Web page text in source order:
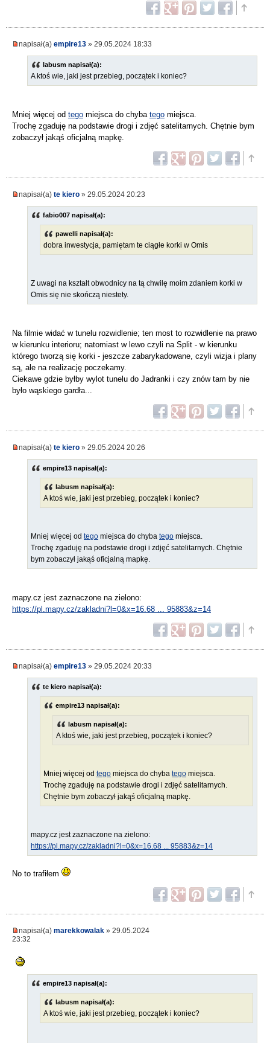
napisał(a) empire13 » 29.05.2024 18:33
labusm napisał(a):
A ktoś wie, jaki jest przebieg, początek i koniec?
Mniej więcej od tego miejsca do chyba tego miejsca.
Trochę zgaduję na podstawie drogi i zdjęć satelitarnych. Chętnie bym
zobaczył jakąś oficjalną mapkę.
napisał(a) te kiero » 29.05.2024 20:23
fabio007 napisał(a):
pawelli napisał(a):
dobra inwestycja, pamiętam te ciągłe korki w Omis
Z uwagi na kształt obwodnicy na tą chwilę moim zdaniem korki w
Omis się nie skończą niestety.
Na filmie widać w tunelu rozwidlenie; ten most to rozwidlenie na prawo
w kierunku interioru; natomiast w lewo czyli na Split - w kierunku
którego tworzą się korki - jeszcze zabarykadowane, czyli wizja i plany
są, ale na realizację poczekamy.
Ciekawe gdzie byłby wylot tunelu do Jadranki i czy znów tam by nie
było wąskiego gardła...
napisał(a) te kiero » 29.05.2024 20:26
empire13 napisał(a):
labusm napisał(a):
A ktoś wie, jaki jest przebieg, początek i koniec?
Mniej więcej od tego miejsca do chyba tego miejsca.
Trochę zgaduję na podstawie drogi i zdjęć satelitarnych. Chętnie
bym zobaczył jakąś oficjalną mapkę.
mapy.cz jest zaznaczone na zielono:
https://pl.mapy.cz/zakladni?l=0&x=16.68 ... 95883&z=14
napisał(a) empire13 » 29.05.2024 20:33
te kiero napisał(a):
empire13 napisał(a):
labusm napisał(a):
A ktoś wie, jaki jest przebieg, początek i koniec?
Mniej więcej od tego miejsca do chyba tego miejsca.
Trochę zgaduję na podstawie drogi i zdjęć satelitarnych.
Chętnie bym zobaczył jakąś oficjalną mapkę.
mapy.cz jest zaznaczone na zielono:
https://pl.mapy.cz/zakladni?l=0&x=16.68 ... 95883&z=14
No to trafiłem
napisał(a) marekkowalak » 29.05.2024
23:32
empire13 napisał(a):
labusm napisał(a):
A ktoś wie, jaki jest przebieg, początek i koniec?